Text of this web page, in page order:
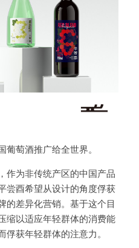
萄酒推广给全世界。
作为非传统产区的中国产品
尝酉希望从设计的角度俘获
的差异化营销。基于这个目
缩以适应年轻群体的消费能
获年轻群体的注意力。